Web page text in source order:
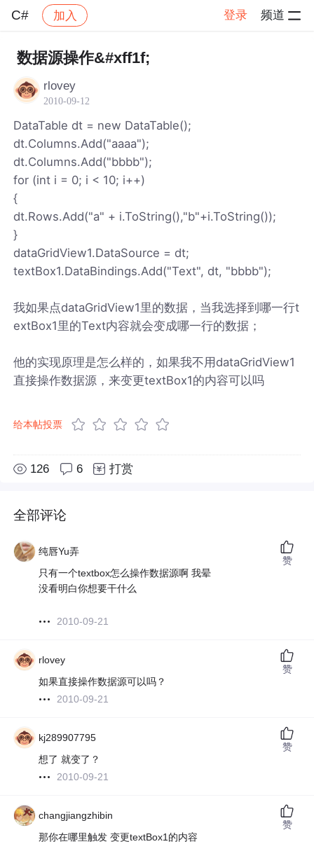
C# 加入 登录 频道
社区 C# 帖子详情
数据源操作&#xff1f;
rlovey
2010-09-12
DataTable dt = new DataTable();
dt.Columns.Add("aaaa");
dt.Columns.Add("bbbb");
for (int i = 0; i < 10; i++)
{
dt.Rows.Add("a" + i.ToString(),"b"+i.ToString());
}
dataGridView1.DataSource = dt;
textBox1.DataBindings.Add("Text", dt, "bbbb");
我如果点dataGridView1里的数据，当我选择到哪一行t
extBox1里的Text内容就会变成哪一行的数据；
他的实现原理是怎么样的，如果我不用dataGridView1
直接操作数据源，来变更textBox1的内容可以吗
给本帖投票
126 6 打赏
全部评论
纯唇Yu弄
只有一个textbox怎么操作数据源啊 我晕
没看明白你想要干什么
2010-09-21
赞
rlovey
如果直接操作数据源可以吗？
2010-09-21
赞
kj289907795
想了 就变了？
2010-09-21
赞
changjiangzhibin
那你在哪里触发 变更textBox1的内容
赞